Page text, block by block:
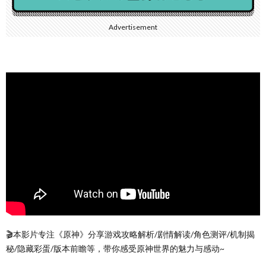
Advertisement
🎬本影片专注《原神》分享游戏攻略解析/剧情解读/角色测评/机制揭
秘/隐藏彩蛋/版本前瞻等，带你感受原神世界的魅力与感动~